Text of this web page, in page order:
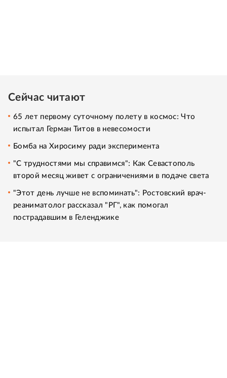
Сейчас читают
65 лет первому суточному полету в космос: Что
испытал Герман Титов в невесомости
Бомба на Хиросиму ради эксперимента
"С трудностями мы справимся": Как Севастополь
второй месяц живет с ограничениями в подаче света
"Этот день лучше не вспоминать": Ростовский врач-
реаниматолог рассказал "РГ", как помогал
пострадавшим в Геленджике